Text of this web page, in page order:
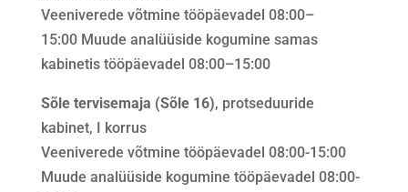
Veeniverede võtmine tööpäevadel 08:00–
15:00 Muude analüüside kogumine samas
kabinetis tööpäevadel 08:00–15:00
Sõle tervisemaja (Sõle 16), protseduuride
kabinet, I korrus
Veeniverede võtmine tööpäevadel 08:00-15:00
Muude analüüside kogumine tööpäevadel 08:00-